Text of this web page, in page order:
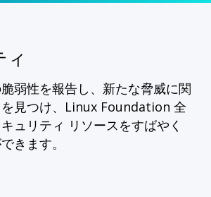
弱性を報告し、新たな脅威に関
見つけ、Linux Foundation 全
ュリティ リソースをすばやく
きます。